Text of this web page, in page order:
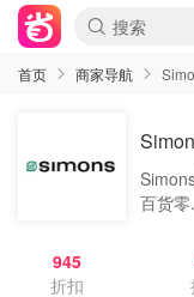
首页 商家导航
百货零
945
折扣